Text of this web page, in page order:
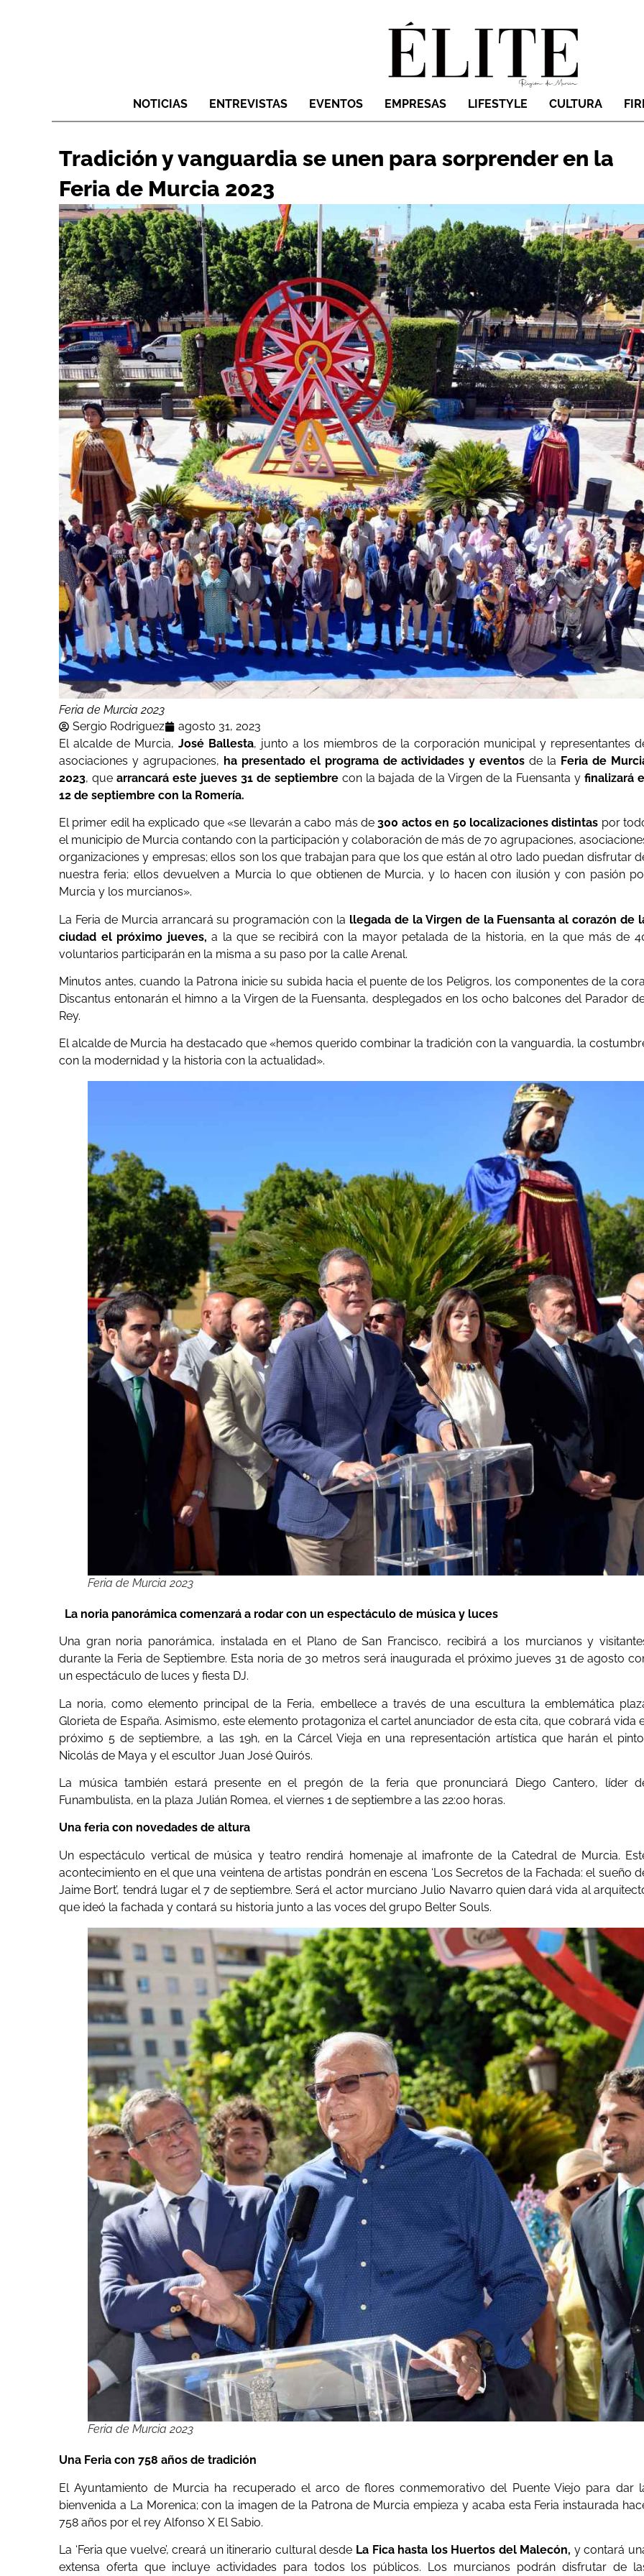
NOTICIAS ENTREVISTAS EVENTOS EMPRESAS LIFESTYLE CULTURA
Tradición y vanguardia se unen para sorprender en la
Feria de Murcia 2023
Feria de Murcia 2023
Sergio Rodriguez
agosto 31, 2023
El alcalde de Murcia, José Ballesta, junto a los miembros de la corporación municipal y representantes
asociaciones y agrupaciones, ha presentado el programa de actividades y eventos de la Feria de
2023, quearrancará este jueves 31 de septiembrecon la bajada de la Virgen de la Fuensanta yfinalizará
12 de septiembre con la Romería.
El primer edil ha explicado que «se llevarán a cabo más de 300 actos en 50 localizaciones distintas por
el municipio de Murcia contando con la participación y colaboración de más de 70 agrupaciones,
organizaciones y empresas; ellos son los que trabajan para que los que están al otro lado puedan disfrutar
nuestra feria; ellos devuelven a Murcia lo que obtienen de Murcia, y lo hacen con ilusión y con pasión
Murcia y los murcianos».
La Feria de Murcia arrancará su programación con la llegada de la Virgen de la Fuensanta al corazón de
ciudad el próximo jueves, a la que se recibirá con la mayor petalada de la historia, en la que más de
voluntarios participarán en la misma a su paso por la calle Arenal.
Minutos antes, cuando la Patrona inicie su subida hacia el puente de los Peligros, los componentes de la
Discantus entonarán el himno a la Virgen de la Fuensanta, desplegados en los ocho balcones del Parador
Rey.
El alcalde de Murcia ha destacado que «hemos querido combinar la tradición con la vanguardia, la
con la modernidad y la historia con la actualidad».
Feria de Murcia 2023
La noria panorámica comenzará a rodar con un espectáculo de música y luces
Una gran noria panorámica, instalada en el Plano de San Francisco, recibirá a los murcianos y
durante la Feria de Septiembre. Esta noria de 30 metros será inaugurada el próximo jueves 31 de agosto
un espectáculo de luces y fiesta DJ.
La noria, como elemento principal de la Feria, embellece a través de una escultura la emblemática
Glorieta de España. Asimismo, este elemento protagoniza el cartel anunciador de esta cita, que cobrará vida
próximo 5 de septiembre, a las 19h, en la Cárcel Vieja en una representación artística que harán el
Nicolás de Maya y el escultor Juan José Quirós.
La música también estará presente en el pregón de la feria que pronunciará Diego Cantero, líder
Funambulista, en la plaza Julián Romea, el viernes 1 de septiembre a las 22:00 horas.
Una feria con novedades de altura
Un espectáculo vertical de música y teatro rendirá homenaje al imafronte de la Catedral de Murcia.
acontecimiento en el que una veintena de artistas pondrán en escena ‘Los Secretos de la Fachada: el sueño
Jaime Bort’, tendrá lugar el 7 de septiembre. Será el actor murciano Julio Navarro quien dará vida al
que ideó la fachada y contará su historia junto a las voces del grupo Belter Souls.
Feria de Murcia 2023
Una Feria con 758 años de tradición
El Ayuntamiento de Murcia ha recuperado el arco de flores conmemorativo del Puente Viejo para dar
bienvenida a La Morenica; con la imagen de la Patrona de Murcia empieza y acaba esta Feria instaurada
758 años por el rey Alfonso X El Sabio.
La ‘Feria que vuelve’, creará un itinerario cultural desde La Fica hasta los Huertos del Malecón, y contará
extensa oferta que incluye actividades para todos los públicos. Los murcianos podrán disfrutar de